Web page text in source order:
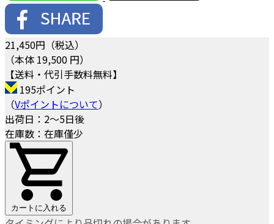
21,450円（税込）
（本体 19,500 円）
【送料・代引手数料無料】
195ポイント
（Vポイントについて）
出荷日：2～5日後
在庫数：在庫僅少
カートに入れる